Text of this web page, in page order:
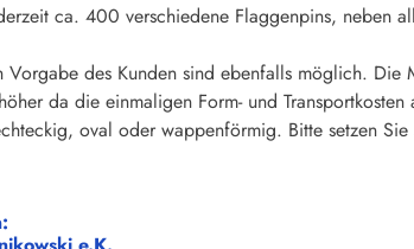
ca. 400 verschiedene Flaggenpins,
Vorgabe des Kunden sind ebenfalls möglich.
da die einmaligen Form- und
oval oder wappenförmig. Bitte setzen